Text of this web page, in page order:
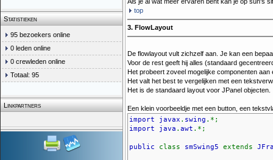
Statistieken
95 bezoekers online
0 leden online
0 crewleden online
Totaal: 95
Linkpartners
top
3. FlowLayout
De flowlayout vult zichzelf aan. Je kan een
Voor de rest geeft hij alles (standaard
Het probeert zoveel mogelijke componenten
Het valt het best te vergelijken met een
Het is de standaard layout voor JPanel objecten.
Een klein voorbeeldje met een button, een
import javax . swing .*;
import java . awt .*;
public class smSwing5 extends